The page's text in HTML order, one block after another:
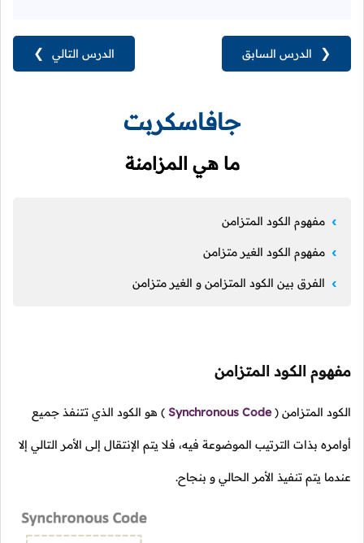
الدرس التالي ❯ ❮ الدرس السابق
جافاسكربت
ما هي المزامنة
مفهوم الكود المتزامن
مفهوم الكود الغير متزامن
الفرق بين الكود المتزامن و الغير متزامن
مفهوم الكود المتزامن
الكود المتزامن (
Synchronous Code
) هو الكود الذي تتنفذ جميع
أوامره بذات الترتيب الموضوعة فيه، فلا يتم الإنتقال إلى الأمر التالي إلا
عندما يتم تنفيذ الأمر الحالي و بنجاح.